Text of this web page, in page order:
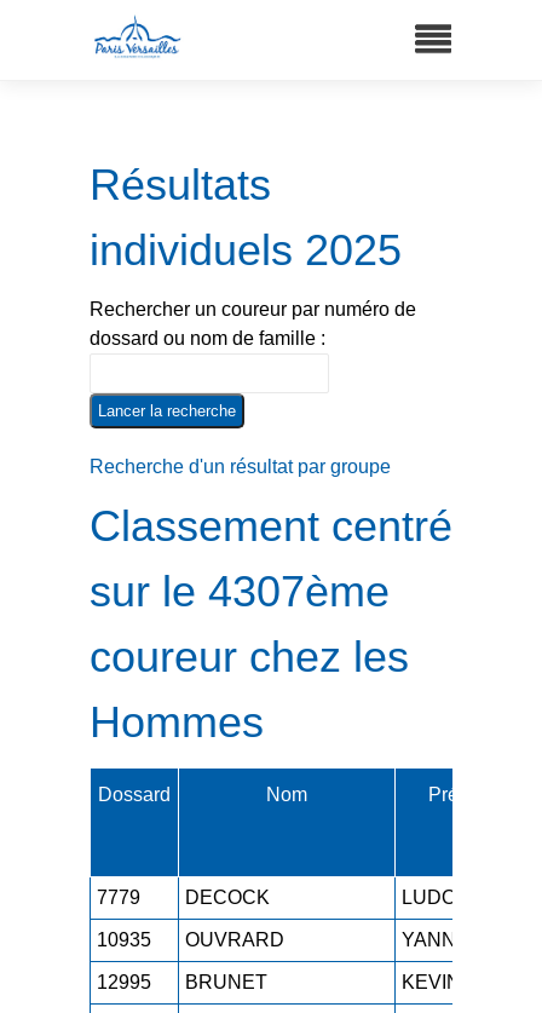
Résultats
individuels 2025
Rechercher un coureur par numéro de
dossard ou nom de famille :
Recherche d'un résultat par groupe
Classement centré
sur le 4307ème
coureur chez les
Hommes
Dossard Nom Prénom
7779 DECOCK LUDOVIC
10935 OUVRARD YANNICK
12995 BRUNET KEVIN